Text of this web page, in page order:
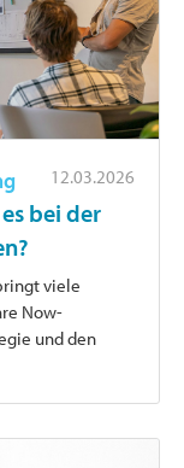
12.03.2026
bei der
viele
Now-
und den